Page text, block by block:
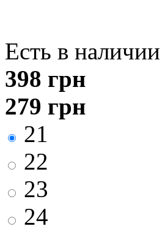
Есть в наличии
398 грн
279 грн
21
22
23
24